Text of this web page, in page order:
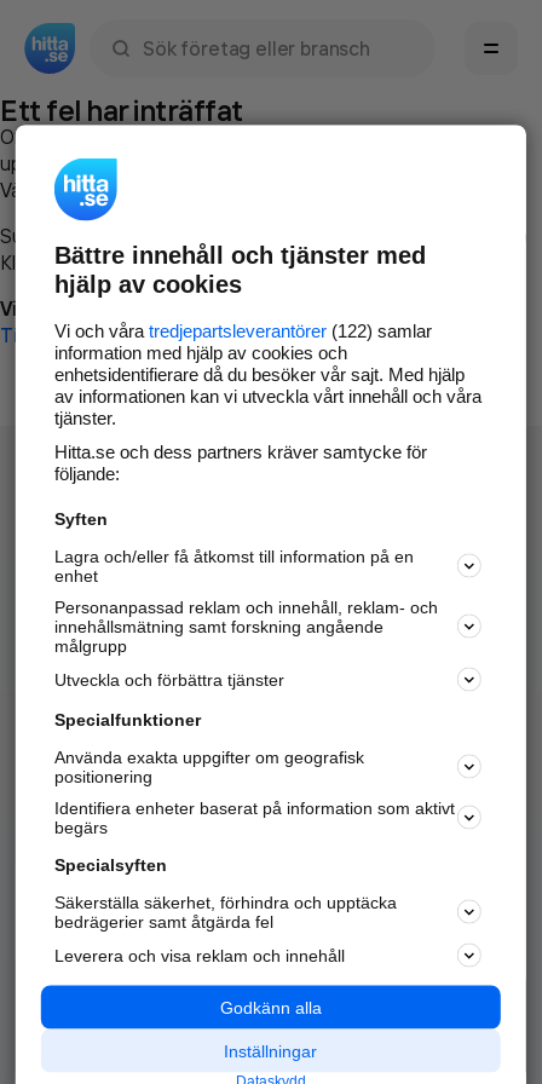
Ett fel har inträffat
Om du vill kan du
uppstod så att vi lättare och snabbare kan avhjälpa det.
Vänligen försök med följande:
Surfa till
Klicka påTillbaka-knappen i webbläsaren och försök igen
Vi beklagar besväret!
Till startsidan
Hitta.se - Gratis nummerupplysning.
Sök företag, personer och platser.
Hitta telefonnummer, adresser, företagsinfo mm.
Marknadsför företaget
Kom igång och annonsera mot
samarbetspartners nära dig.
Alla kategorier
Populära sökningar
API & Kartor
Annonsera
Integritet
Nödnummer
Bättre innehåll och tjänster med
hjälp av cookies
Vi och våra tredjepartsleverantörer(122) samlar
information med hjälp av cookies och
enhetsidentifierare då du besöker vår sajt. Med hjälp
av informationen kan vi utveckla vårt innehåll och våra
tjänster.
Hitta.se och dess partners kräver samtycke för
följande:
Syften
Lagra och/eller få åtkomst till information på en
enhet
Personanpassad reklam och innehåll, reklam- och
innehållsmätning samt forskning angående
målgrupp
Utveckla och förbättra tjänster
Specialfunktioner
Använda exakta uppgifter om geografisk
positionering
Identifiera enheter baserat på information som aktivt
begärs
Specialsyften
Säkerställa säkerhet, förhindra och upptäcka
bedrägerier samt åtgärda fel
Leverera och visa reklam och innehåll
Godkänn alla
Inställningar
Dataskydd